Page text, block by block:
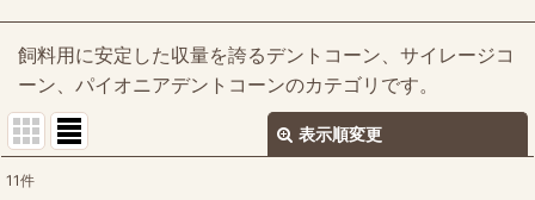
飼料用に安定した収量を誇るデントコーン、サイレージコ
ーン、パイオニアデントコーンのカテゴリです。
表示順変更
11件